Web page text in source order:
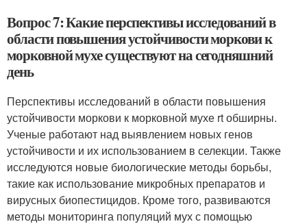
Вопрос 7: Какие перспективы исследований в
области повышения устойчивости моркови к
морковной мухе существуют на сегодняшний
день
Перспективы исследований в области повышения
устойчивости моркови к морковной мухе rt обширны.
Ученые работают над выявлением новых генов
устойчивости и их использованием в селекции. Также
исследуются новые биологические методы борьбы,
такие как использование микробных препаратов и
вирусных биопестицидов. Кроме того, развиваются
методы мониторинга популяций мух с помощью